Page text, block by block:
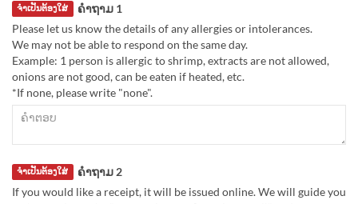
ຄຳຖາມ 1
ຈຳເປັນຕ້ອງໃສ່
Please let us know the details of any allergies or intolerances.
We may not be able to respond on the same day.
Example: 1 person is allergic to shrimp, extracts are not allowed,
onions are not good, can be eaten if heated, etc.
*If none, please write "none".
ຄຳຖາມ 2
ຈຳເປັນຕ້ອງໃສ່
If you would like a receipt, it will be issued online. We will guide you